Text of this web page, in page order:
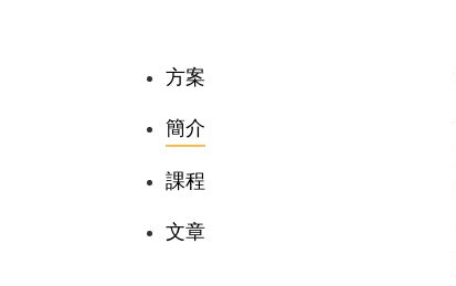
方案
簡介
課程
文章